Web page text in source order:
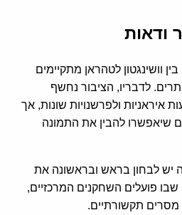
ודאות
וושינגטון לטהראן מתקיימים
לדבריו, הציבור נחשף
איראניות ולפרשנויות שונות, אך
שיאפשרו להבין את התמונה
יש לבחון בראש ובראשונה את
פועלים השחקנים המרכזיים,
מסרים תקשורתיים.